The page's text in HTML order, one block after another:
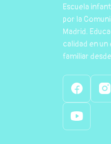
Escuela
por la
Madrid.
calidad en
familiar